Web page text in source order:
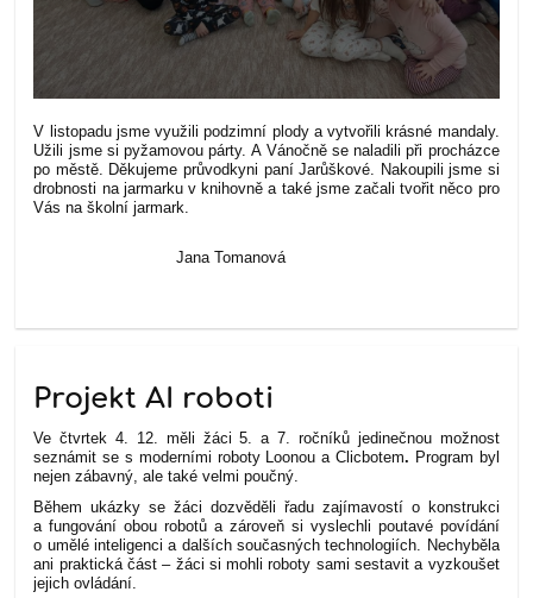
V listopadu jsme využili podzimní plody a vytvořili krásné mandaly.
Užili jsme si pyžamovou párty. A Vánočně se naladili při procházce
po městě. Děkujeme průvodkyni paní Jarůškové. Nakoupili jsme si
drobnosti na jarmarku v knihovně a také jsme začali tvořit něco pro
Vás na školní jarmark.
Jana Tomanová
Projekt AI roboti
Ve čtvrtek 4. 12. měli žáci 5. a 7. ročníků jedinečnou možnost
seznámit se s moderními roboty Loonou a Clicbotem. Program byl
nejen zábavný, ale také velmi poučný.
Během ukázky se žáci dozvěděli řadu zajímavostí o konstrukci
a fungování obou robotů a zároveň si vyslechli poutavé povídání
o umělé inteligenci a dalších současných technologiích. Nechyběla
ani praktická část – žáci si mohli roboty sami sestavit a vyzkoušet
jejich ovládání.